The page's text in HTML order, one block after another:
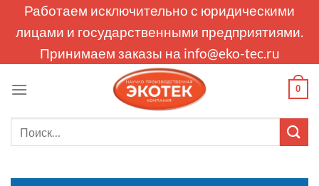
Работаем исключительно с юридическими
лицами и государственными предприятиями.
Принимаем заказы на info@eko-tec.ru
0